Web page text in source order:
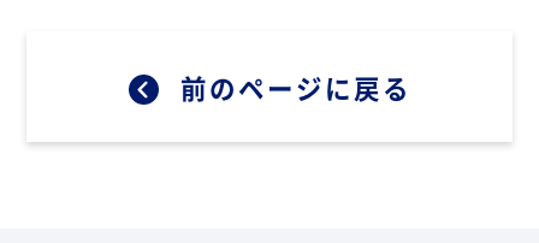
前のページに戻る